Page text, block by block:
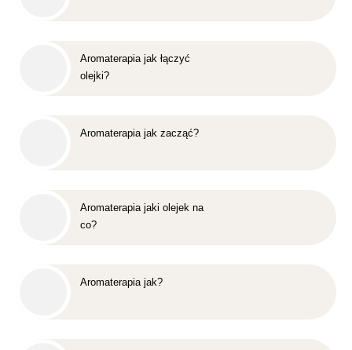
Aromaterapia jak łączyć
olejki?
Aromaterapia jak zacząć?
Aromaterapia jaki olejek na
co?
Aromaterapia jak?